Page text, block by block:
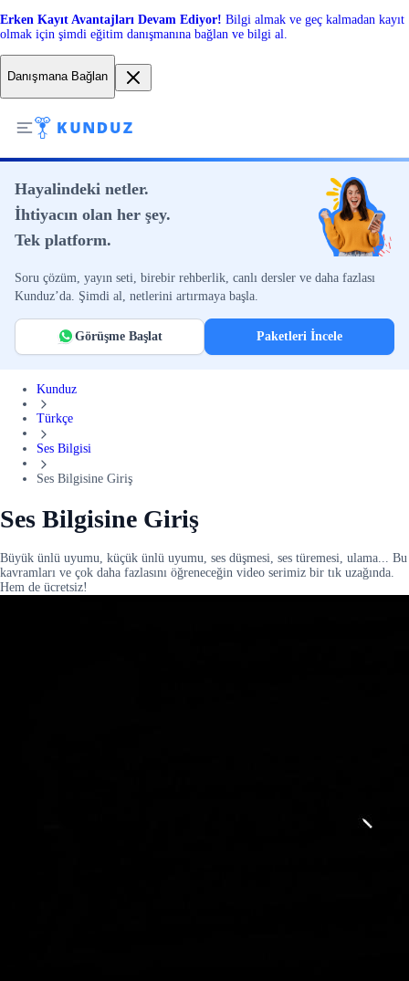
Erken Kayıt Avantajları Devam Ediyor! Bilgi almak ve geç kalmadan kayıt
olmak için şimdi eğitim danışmanına bağlan ve bilgi al.
Danışmana Bağlan
Hayalindeki netler.
İhtiyacın olan her şey.
Tek platform.
Soru çözüm, yayın seti, birebir rehberlik, canlı dersler ve daha fazlası
Kunduz’da. Şimdi al, netlerini artırmaya başla.
Görüşme Başlat Paketleri İncele
Kunduz
Türkçe
Ses Bilgisi
Ses Bilgisine Giriş
Ses Bilgisine Giriş
Büyük ünlü uyumu, küçük ünlü uyumu, ses düşmesi, ses türemesi, ulama... Bu
kavramları ve çok daha fazlasını öğreneceğin video serimiz bir tık uzağında.
Hem de ücretsiz!